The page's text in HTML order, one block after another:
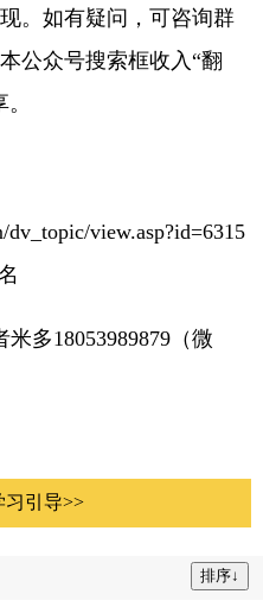
。如有疑问，可咨询群
公众号搜索框收入“翻
view.asp?id=6315
多18053989879（微
习引导>>